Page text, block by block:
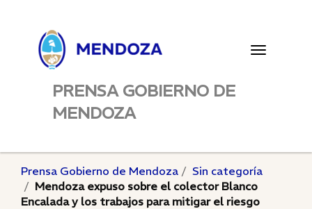
Toggle
PRENSA GOBIERNO DE
MENDOZA
Prensa Gobierno de Mendoza
Sin categoría
Mendoza expuso sobre el colector Blanco
Encalada y los trabajos para mitigar el riesgo